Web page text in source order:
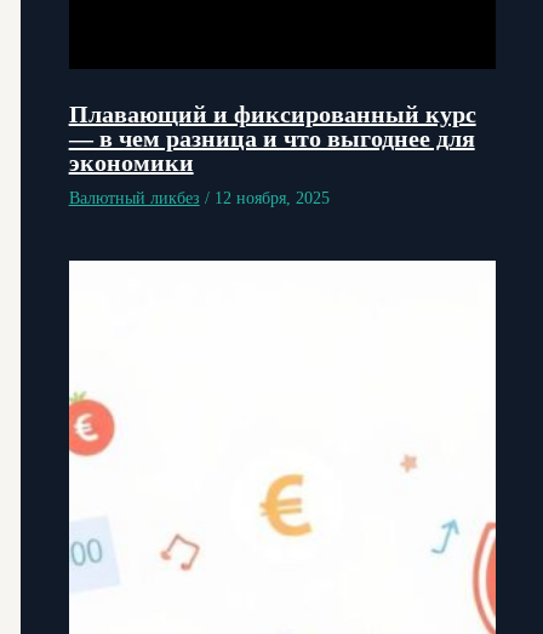
Плавающий и фиксированный курс
— в чем разница и что выгоднее для
экономики
Валютный ликбез / 12 ноября, 2025